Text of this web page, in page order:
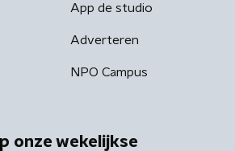
App de studio
Adverteren
NPO Campus
onze wekelijkse